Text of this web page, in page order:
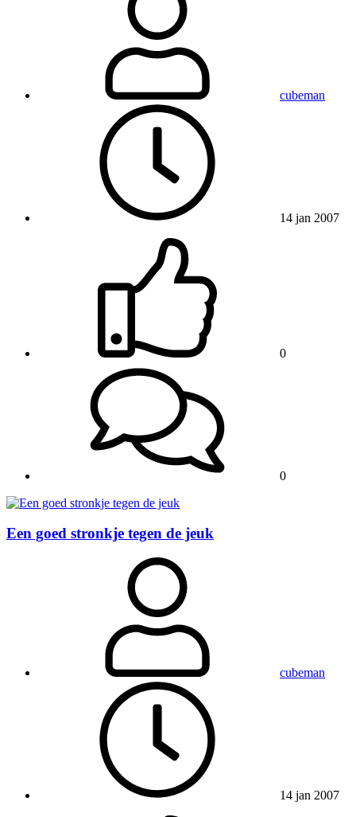
cubeman
14 jan 2007
0
0
Een goed stronkje tegen de jeuk
cubeman
14 jan 2007